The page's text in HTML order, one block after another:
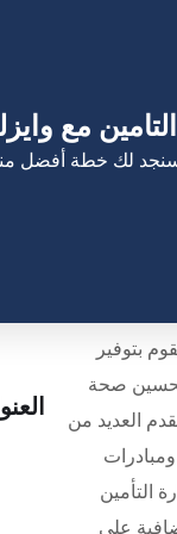
مع
لك خطة أفضل
بتوفير
صحة
العديد من
ومبادرات
التأمين
على